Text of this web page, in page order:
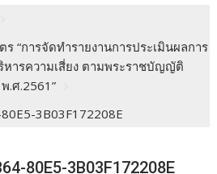
“การจัดทำรายงานการประเมินผลการ
ารความเสี่ยง ตามพระราชบัญญัติ
.ศ.2561”
3B03F172208E
80E5-3B03F172208E